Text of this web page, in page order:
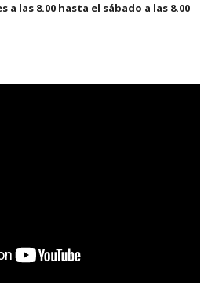
a las 8.00 hasta el sábado a las 8.00